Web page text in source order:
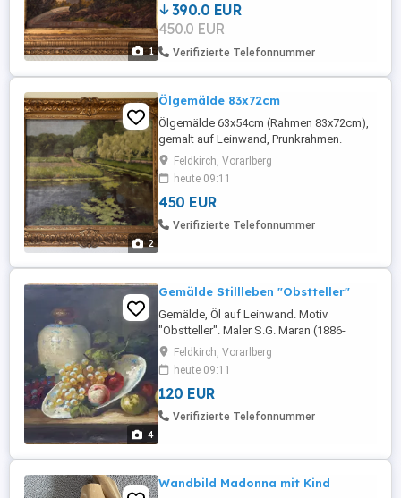
1
390.0 EUR
450.0 EUR
Verifizierte Telefonnummer
2
Ölgemälde 83x72cm
Ölgemälde 63x54cm (Rahmen 83x72cm),
gemalt auf Leinwand, Prunkrahmen.
Niederländischer Maler C.J.A. Kruit (1869-
1945). Plus Versandkosten.
Feldkirch, Vorarlberg
heute 09:11
450 EUR
Verifizierte Telefonnummer
4
Gemälde Stillleben "Obstteller"
Gemälde, Öl auf Leinwand. Motiv
"Obstteller". Maler S.G. Maran (1886-
1983). 33,5x40,0cm. Signiert mit Datum
1924. Der Maler ist in Tschechien geboren
und seine Werke wurde mehrfach auf
Auktionen angeboten. Sie stellen
Stillleben dar und sind in sehr gutem
Feldkirch, Vorarlberg
heute 09:11
120 EUR
Verifizierte Telefonnummer
Wandbild Madonna mit Kind